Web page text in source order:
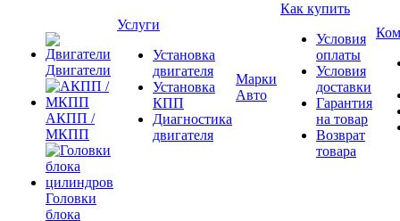
Двигатели
АКПП /
МКПП
Головки
блока
Услуги
Установка
двигателя
Установка
КПП
Диагностика
двигателя
Марки
Авто
Как купить
Условия
оплаты
Условия
доставки
Гарантия
на товар
Возврат
товара